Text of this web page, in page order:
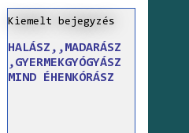
Kiemelt bejegyzés
HALÁSZ,,MADARÁSZ
,GYERMEKGYÓGYÁSZ
MIND ÉHENKÓRÁSZ